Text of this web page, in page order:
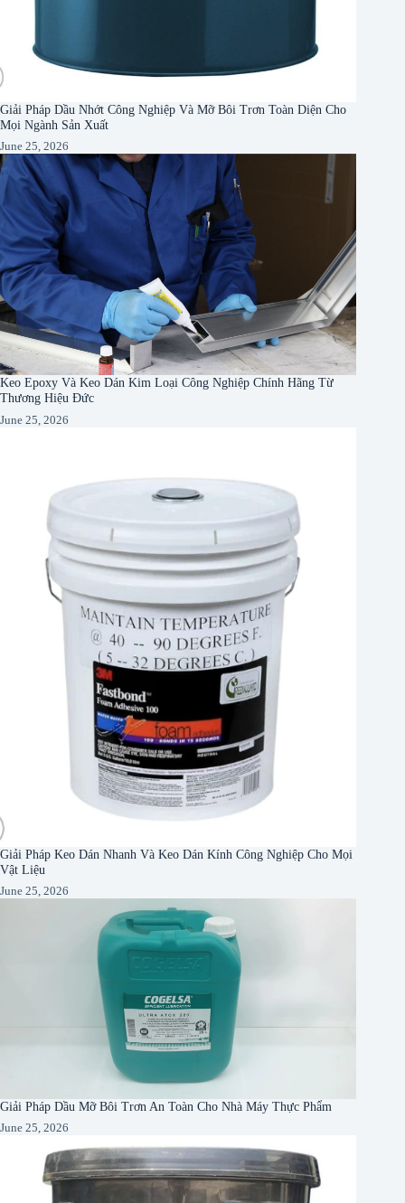
Giải Pháp Dầu Nhớt Công Nghiệp Và Mỡ Bôi Trơn Toàn Diện Cho
Mọi Ngành Sản Xuất
June 25, 2026
Keo Epoxy Và Keo Dán Kim Loại Công Nghiệp Chính Hãng Từ
Thương Hiệu Đức
June 25, 2026
Giải Pháp Keo Dán Nhanh Và Keo Dán Kính Công Nghiệp Cho Mọi
Vật Liệu
June 25, 2026
Giải Pháp Dầu Mỡ Bôi Trơn An Toàn Cho Nhà Máy Thực Phẩm
June 25, 2026